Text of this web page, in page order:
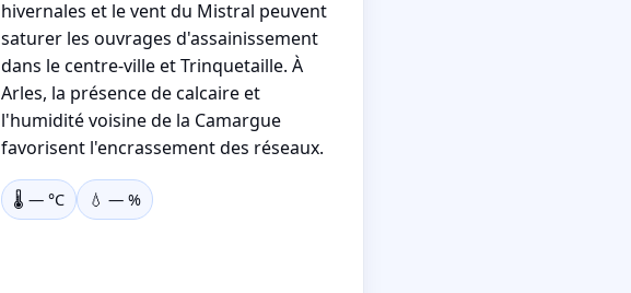
hivernales et le vent du Mistral peuvent
saturer les ouvrages d'assainissement
dans le centre-ville et Trinquetaille. À
Arles, la présence de calcaire et
l'humidité voisine de la Camargue
favorisent l'encrassement des réseaux.
🌡️ —°C 💧 —%